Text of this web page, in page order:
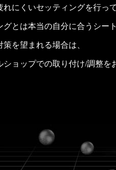
れにくいセッティングを行っ
グとは本当の自分に合うシー
を望まれる場合は、
ショップでの取り付け/調整を